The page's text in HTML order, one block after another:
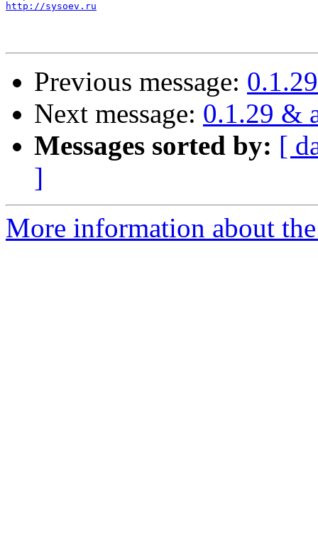
http://sysoev.ru
Previous message:
Next message: 0.1.29 &
Messages sorted by: [
]
More information about